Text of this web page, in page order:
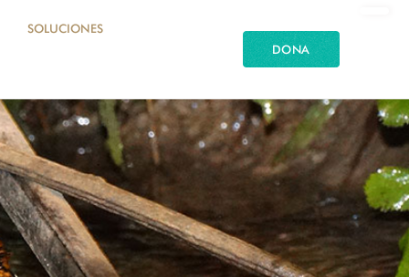
SOLUCIONES
DONA